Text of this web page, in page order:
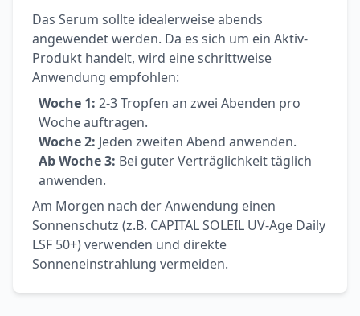
Das Serum sollte idealerweise abends
angewendet werden. Da es sich um ein Aktiv-
Produkt handelt, wird eine schrittweise
Anwendung empfohlen:
Woche 1: 2-3 Tropfen an zwei Abenden pro
Woche auftragen.
Woche 2: Jeden zweiten Abend anwenden.
Ab Woche 3: Bei guter Verträglichkeit täglich
anwenden.
Am Morgen nach der Anwendung einen
Sonnenschutz (z.B. CAPITAL SOLEIL UV-Age Daily
LSF 50+) verwenden und direkte
Sonneneinstrahlung vermeiden.